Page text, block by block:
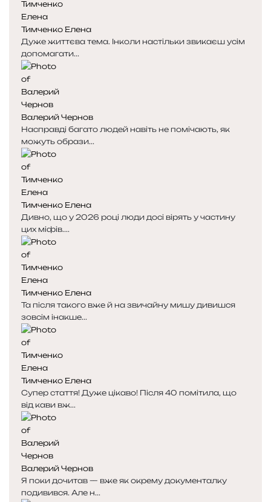
Тимченко Елена
Дуже життєва тема. Інколи настільки звикаєш усім
допомагати...
Валерий Чернов
Насправді багато людей навіть не помічають, як
можуть образи...
Тимченко Елена
Дивно, що у 2026 році люди досі вірять у частину
цих міфів....
Тимченко Елена
Та після такого вже й на звичайну мишу дивишся
зовсім інакше...
Тимченко Елена
Супер стаття! Дуже цікаво! Після 40 помітила, що
від кави вж...
Валерий Чернов
Я поки дочитав — вже як окрему документалку
подивився. Але н...